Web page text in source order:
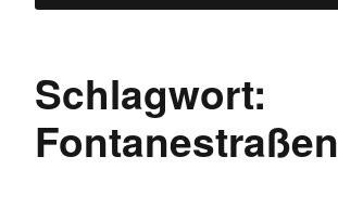
Schlagwort:
Fontanestraßen